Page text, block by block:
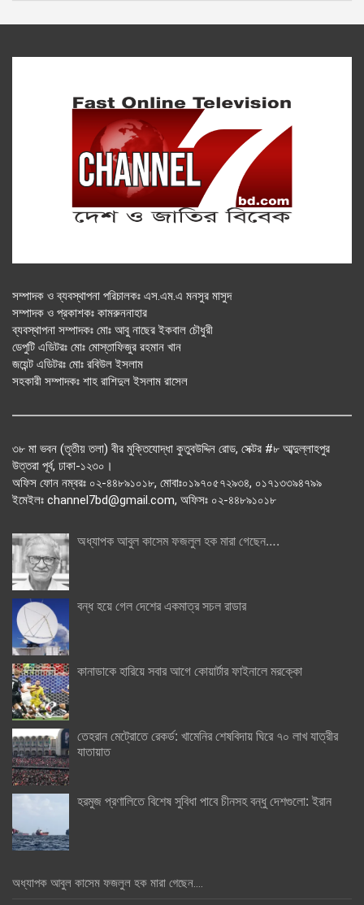
সম্পাদক ও ব্যবস্থাপনা পরিচালকঃ এস.এম.এ মনসুর মাসুদ
সম্পাদক ও প্রকাশকঃ কামরুননাহার
ব্যবস্থাপনা সম্পাদকঃ মোঃ আবু নাছের ইকবাল চৌধুরী
ডেপুটি এডিটরঃ মোঃ মোস্তাফিজুর রহমান খান
জয়েন্ট এডিটরঃ মোঃ রবিউল ইসলাম
সহকারী সম্পাদকঃ শাহ রাশিদুল ইসলাম রাসেল
৩৮ মা ভবন (তৃতীয় তলা) বীর মুক্তিযোদ্ধা কুতুবউদ্দিন রোড, সেক্টর #৮ আব্দুল্লাহপুর
উত্তরা পূর্ব, ঢাকা-১২৩০।
অফিস ফোন নম্বরঃ ০২-৪৪৮৯১০১৮, মোবাঃ০১৯৭০৫৭২৯৩৪, ০১৭১৩৩৯৪৭৯৯
ইমেইলঃ channel7bd@gmail.com, অফিসঃ ০২-৪৪৮৯১০১৮
অধ্যাপক আবুল কাসেম ফজলুল হক মারা গেছেন….
বন্ধ হয়ে গেল দেশের একমাত্র সচল রাডার
কানাডাকে হারিয়ে সবার আগে কোয়ার্টার ফাইনালে মরক্কো
তেহরান মেট্রোতে রেকর্ড: খামেনির শেষবিদায় ঘিরে ৭০ লাখ যাত্রীর
যাতায়াত
হরমুজ প্রণালিতে বিশেষ সুবিধা পাবে চীনসহ বন্ধু দেশগুলো: ইরান
অধ্যাপক আবুল কাসেম ফজলুল হক মারা গেছেন….